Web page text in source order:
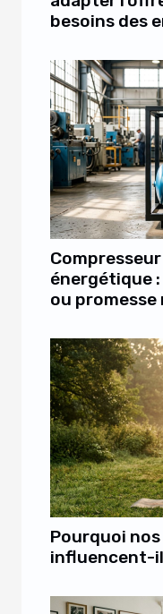
besoins des
énergétique
ou
Pourquoi
influencent-